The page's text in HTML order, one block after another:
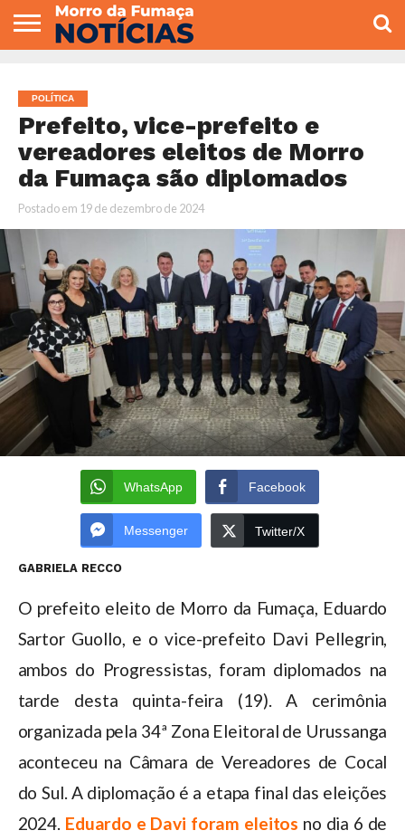
VEREADORES
POLÍTICA
Prefeito, vice-prefeito e
vereadores eleitos de Morro
da Fumaça são diplomados
Postado em 19 de dezembro de 2024
WhatsApp Facebook
Messenger Twitter/X
GABRIELA RECCO
O prefeito eleito de Morro da Fumaça, Eduardo
Sartor Guollo, e o vice-prefeito Davi Pellegrin,
ambos do Progressistas, foram diplomados na
tarde desta quinta-feira (19). A cerimônia
organizada pela 34ª Zona Eleitoral de Urussanga
aconteceu na Câmara de Vereadores de Cocal
do Sul. A diplomação é a etapa final das eleições
2024. Eduardo e Davi foram eleitos no dia 6 de